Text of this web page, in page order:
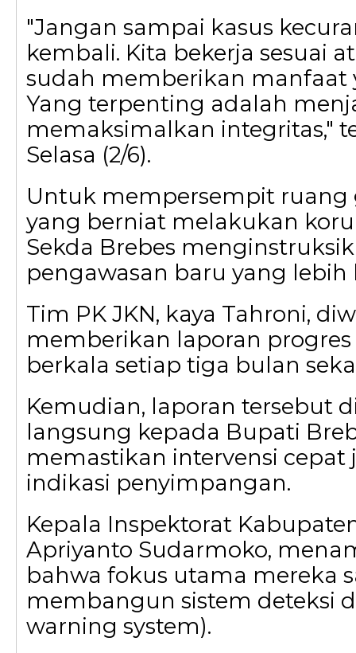
"Jangan sampai kasus
kembali. Kita bekerja sesuai
sudah memberikan manfaat
Yang terpenting adalah
memaksimalkan integritas,"
Selasa (2/6).
Untuk mempersempit ruang
yang berniat melakukan
Sekda Brebes
pengawasan baru yang lebih
Tim PK JKN, kaya Tahroni,
memberikan laporan
berkala setiap tiga bulan
Kemudian, laporan tersebut
langsung kepada Bupati
memastikan intervensi
indikasi penyimpangan.
Kepala Inspektorat
Apriyanto Sudarmoko,
bahwa fokus utama mereka
membangun sistem deteksi
warning system).